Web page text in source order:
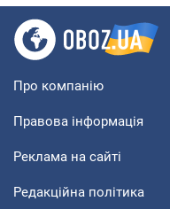
Про компанію
Правова інформація
Реклама на сайті
Редакційна політика